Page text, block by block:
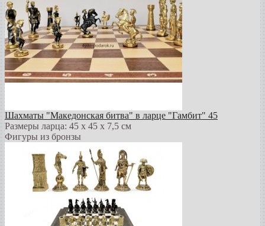
Шахматы "Македонская битва" в ларце "Гамбит" 45
Размеры ларца: 45 x 45 х 7,5 см
Фигуры из бронзы